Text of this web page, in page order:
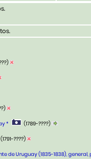
* (1789-????)
(1791-????)
de Uruguay (1835-1838), general,